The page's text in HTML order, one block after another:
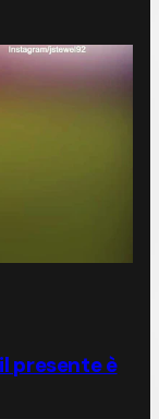
presente è